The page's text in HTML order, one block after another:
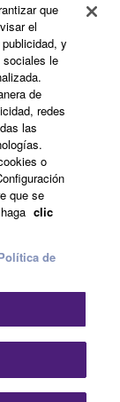
de uso
cookies
que
el
y
sociales le
de
redes
las
o
que se
clic
de